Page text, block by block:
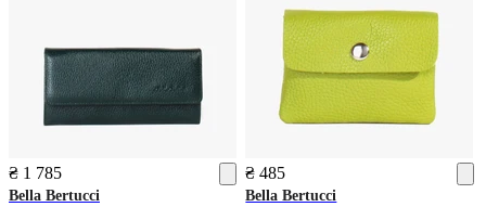
₴ 1 785
Bella Bertucci
₴ 485
Bella Bertucci